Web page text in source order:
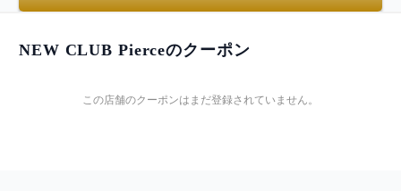
NEW CLUB Pierceのクーポン
この店舗のクーポンはまだ登録されていません。